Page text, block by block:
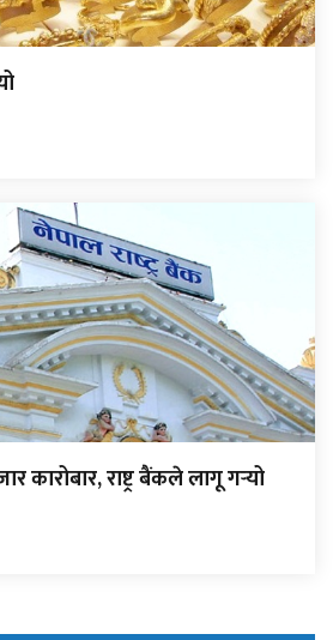
कारोबार, राष्ट्र बैंकले लागू गर्‍यो